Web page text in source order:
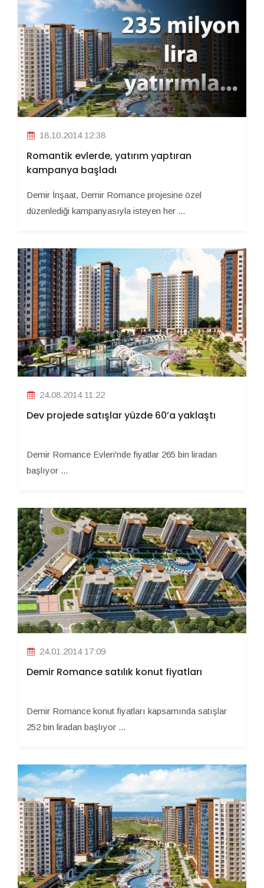
18.10.2014 12:38
Romantik evlerde, yatırım yaptıran
kampanya başladı
Demir İnşaat, Demir Romance projesine özel
düzenlediği kampanyasıyla isteyen her ...
24.08.2014 11:22
Dev projede satışlar yüzde 60’a yaklaştı
Demir Romance Evleri'nde fiyatlar 265 bin liradan
başlıyor ...
24.01.2014 17:09
Demir Romance satılık konut fiyatları
Demir Romance konut fiyatları kapsamında satışlar
252 bin liradan başlıyor ...